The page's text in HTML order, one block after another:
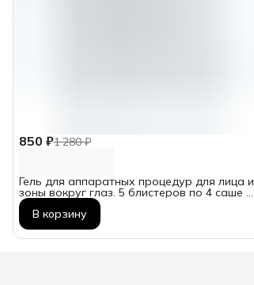
850 ₽1 280 ₽
Гель для аппаратных процедур для лица и
зоны вокруг глаз. 5 блистеров по 4 саше =
20 процедур
В корзину